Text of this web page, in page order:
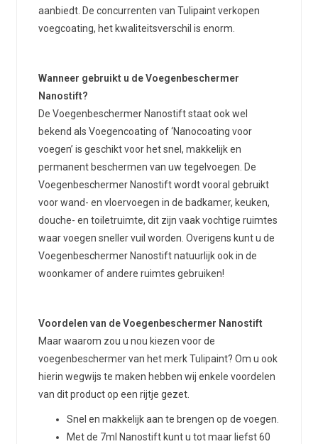
aanbiedt. De concurrenten van Tulipaint verkopen
voegcoating, het kwaliteitsverschil is enorm.
Wanneer gebruikt u de Voegenbeschermer
Nanostift?
De Voegenbeschermer Nanostift staat ook wel
bekend als Voegencoating of ‘Nanocoating voor
voegen’ is geschikt voor het snel, makkelijk en
permanent beschermen van uw tegelvoegen. De
Voegenbeschermer Nanostift wordt vooral gebruikt
voor wand- en vloervoegen in de badkamer, keuken,
douche- en toiletruimte, dit zijn vaak vochtige ruimtes
waar voegen sneller vuil worden. Overigens kunt u de
Voegenbeschermer Nanostift natuurlijk ook in de
woonkamer of andere ruimtes gebruiken!
Voordelen van de Voegenbeschermer Nanostift
Maar waarom zou u nou kiezen voor de
voegenbeschermer van het merk Tulipaint? Om u ook
hierin wegwijs te maken hebben wij enkele voordelen
van dit product op een rijtje gezet.
Snel en makkelijk aan te brengen op de voegen.
Met de 7ml Nanostift kunt u tot maar liefst 60